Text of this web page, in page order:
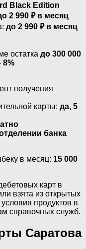
Black Edition
2 990 ₽ в месяц
до 2 990 ₽ в месяц
остатка до 300 000
8%
получения
карты: да, 5
банка
в месяц: 15 000
карт в
взята из открытых
продуктов в
справочных служб.
Саратова